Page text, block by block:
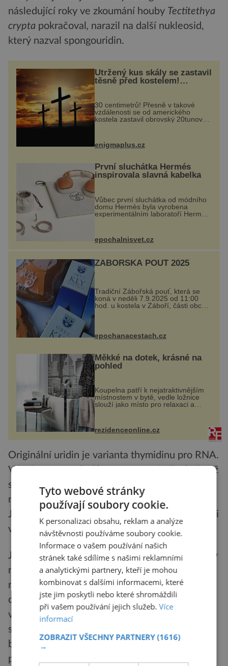
následující roky ve zkoumání houby Tectitethya
crypta pokračoval , narazil na další nukleosid,
který nazval spongouridin.
Utržený kus skály se zastavil
těsně před kostelem!
Ochránila ho boží síla?
30 centimetrů! Přesně v takové
vzdálenosti se od amerického
kostela zastavil obrovský 20tunový
při její demolici. Podle místních stojí
...
enigmaplus.cz
První sluchátka Hermés
inspirovala slavná kabelka
Vůbec první sluchátka od módního
domu Hermès byla vyrobena
experimentálním laboratoří Hermès
se ručně šitou hovězí kůží a
kovový...
epochalnisvet.cz
ZÁBOŘSKÁ POUŤ 2025
Tradiční Zábořská pouť, která se
koná v neděli 7.9.2025 od 11:00
hod. u kostela v Záboří, části obce
Kly u Mělníka. V programu
naleznete komentovanou prohlídku
atrakce...
epochanacestach.cz
Měkké na dotek, krásné na
pohled
Koupelna patří k nejatraktivnějším
místnostem v bytě, vedle ložnice
slouží jako místo pro relaxaci a
odpočinek. Koupelnový textil –
ručníky, osušky a koberečky –
mohou jako mávnutím kouzelného
proutku...
rezidenceonline.cz
Originální uridin je varianta thymidinu pro RNA.
Vývoj tyto stavební kameny pozměnil tak, že už
se nedají navázat do řetězce. Houbě to
nevadilo, ale virům, které ji napadly, ano.
Jakmile nabízející se materiál použily k replikaci
vlastní genetické informace, pohořely.
Jejich šroubovice se rozpadla a viry se nemohly
množit. Časem se ukázalo, že tyto dva
nukleosidy vytvářejí spíš bakteriální kolonie
osidlující houbu než houba samotná. Je to
vzájemně výhodná symbióza. Houba používá
sloučeniny produkované bakteriemi, aby se
bránila nemocem a škůdcům, a bakteriím za to
poskytuje živiny.
Tyto webové stránky
používají soubory cookie.
K personalizaci obsahu, reklam a analýze
návštěvnosti používáme soubory cookie.
Informace o vašem používání našich
stránek také sdílíme s našimi reklamními
a analytickými partnery, kteří je mohou
kombinovat s dalšími informacemi, které
jste jim poskytli nebo které shromáždili
při vašem používání jejich služeb.Více
informací
ZOBRAZIT VŠECHNY PARTNERY(1616)
→